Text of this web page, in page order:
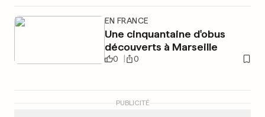
EN FRANCE
Une cinquantaine d'obus
découverts à Marseille
0 0
PUBLICITÉ